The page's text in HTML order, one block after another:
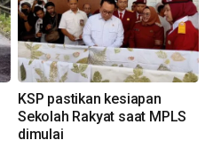
KSP pastikan kesiapan
Sekolah Rakyat saat MPLS
dimulai